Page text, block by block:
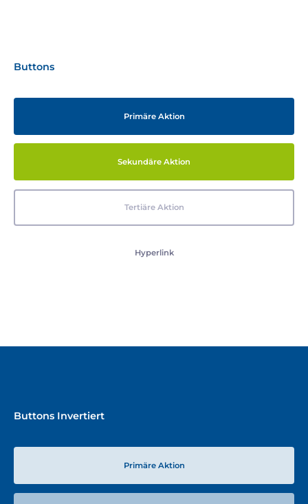
Buttons
Primäre Aktion
Sekundäre Aktion
Tertiäre Aktion
Hyperlink
Buttons Invertiert
Primäre Aktion